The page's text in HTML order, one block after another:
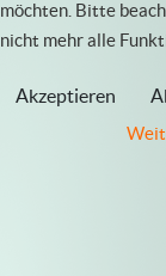
möchten. Bitte
nicht mehr alle
Akzeptieren